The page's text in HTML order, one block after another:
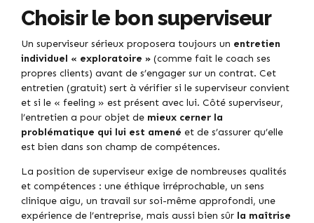
Choisir le bon superviseur
Un superviseur sérieux proposera toujours un entretien
individuel « exploratoire » (comme fait le coach ses
propres clients) avant de s’engager sur un contrat. Cet
entretien (gratuit) sert à vérifier si le superviseur convient
et si le « feeling » est présent avec lui. Côté superviseur,
l’entretien a pour objet de mieux cerner la
problématique qui lui est amené et de s’assurer qu’elle
est bien dans son champ de compétences.
La position de superviseur exige de nombreuses qualités
et compétences : une éthique irréprochable, un sens
clinique aigu, un travail sur soi-même approfondi, une
expérience de l’entreprise, mais aussi bien sûr la maîtrise